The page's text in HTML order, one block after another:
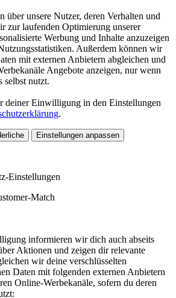
über unsere Nutzer, deren Verhalten und
zur laufenden Optimierung unserer
Werbung und Inhalte anzuzeigen
Außerdem können wir
mit externen Anbietern abgleichen und
Angebote anzeigen, nur wenn
selbst nutzt.
deiner Einwilligung in den Einstellungen
.
Einstellungen anpassen
Einstellungen
Match
informieren wir dich auch abseits
Aktionen und zeigen dir relevante
wir deine verschlüsselten
Daten mit folgenden externen Anbietern
Online-Werbekanäle, sofern du deren